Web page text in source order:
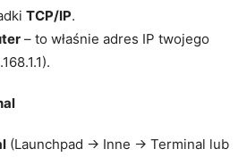
TCP/IP.
– to właśnie adres IP twojego
(Launchpad → Inne → Terminal lub